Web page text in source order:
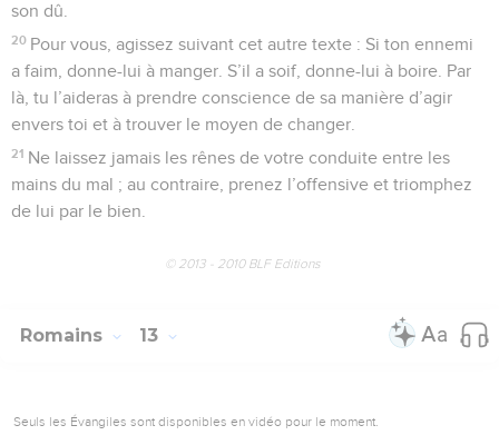
son dû.
20 Pour vous, agissez suivant cet autre texte : Si ton ennemi
a faim, donne-lui à manger. S’il a soif, donne-lui à boire. Par
là, tu l’aideras à prendre conscience de sa manière d’agir
envers toi et à trouver le moyen de changer.
21 Ne laissez jamais les rênes de votre conduite entre les
mains du mal ; au contraire, prenez l’offensive et triomphez
de lui par le bien.
© 2013 - 2010 BLF Editions
Romains 13
Seuls les Évangiles sont disponibles en vidéo pour le moment.